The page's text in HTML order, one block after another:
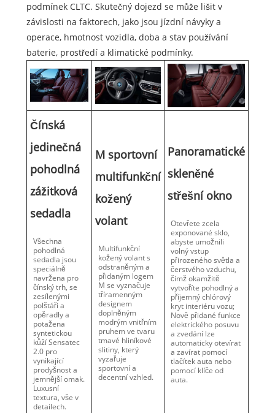
podmínek CLTC. Skutečný dojezd se může lišit v
závislosti na faktorech, jako jsou jízdní návyky a
operace, hmotnost vozidla, doba a stav používání
baterie, prostředí a klimatické podmínky.
Čínská
jedinečná
pohodlná
zážitková
sedadla
Všechna
pohodlná
sedadla jsou
speciálně
navržena pro
čínský trh, se
zesílenými
polštáři a
opěradly a
potažena
syntetickou
kůží Sensatec
2.0 pro
vynikající
prodyšnost a
jemnější omak.
Luxusní
textura, vše v
detailech.
M sportovní
multifunkční
kožený
volant
Multifunkční
kožený volant s
odstraněným a
přidaným logem
M se vyznačuje
tříramenným
designem
doplněným
modrým vnitřním
pruhem ve tvaru
tmavé hliníkové
slitiny, který
vyzařuje
sportovní a
decentní vzhled.
Panoramatické
skleněné
střešní okno
Otevřete zcela
exponované sklo,
abyste umožnili
volný vstup
přirozeného světla a
čerstvého vzduchu,
čímž okamžitě
vytvoříte pohodlný a
příjemný chlórový
kryt interiéru vozu;
Nově přidané funkce
elektrického posuvu
a zvedání lze
automaticky otevírat
a zavírat pomocí
tlačítek auta nebo
pomocí klíče od
auta.